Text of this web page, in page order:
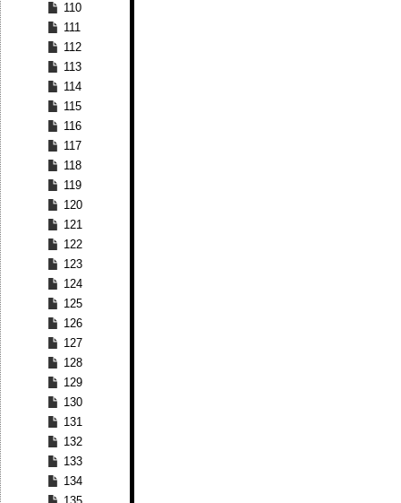
110
111
112
113
114
115
116
117
118
119
120
121
122
123
124
125
126
127
128
129
130
131
132
133
134